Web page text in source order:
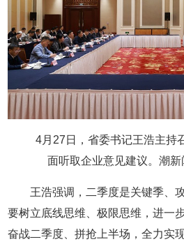
4月27日，省委书记王浩主持
面听取企业意见建议。潮
王浩强调，二季度是关键季、
要树立底线思维、极限思维，进一
奋战二季度、拼抢上半场，全力实